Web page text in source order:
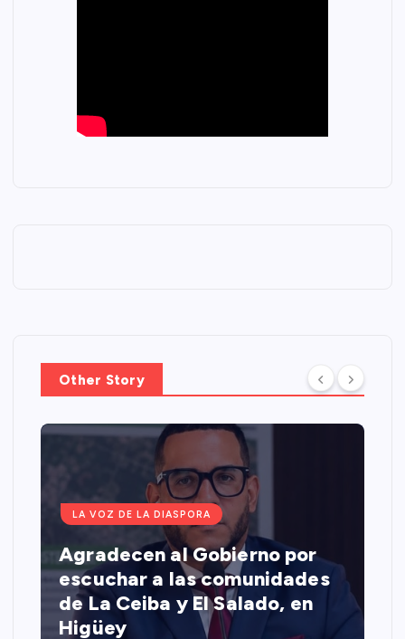
Other Story
LA VOZ DE LA DIASPORA
Agradecen al Gobierno por
escuchar a las comunidades
de La Ceiba y El Salado, en
Higüey